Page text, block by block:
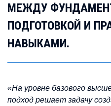
МЕЖДУ
ПОДГОТОВКОЙ И
НАВЫКАМИ.
«На уровне базового
подход решает задачу